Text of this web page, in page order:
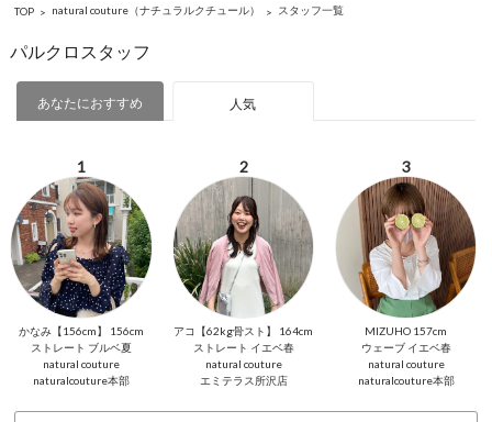
TOP natural couture（ナチュラルクチュール） スタッフ一覧
パルクロスタッフ
あなたにおすすめ 人気
1
かなみ【156cm】 156cm
ストレート ブルベ夏
natural couture
naturalcouture本部
2
アコ【62kg骨スト】 164cm
ストレート イエベ春
natural couture
エミテラス所沢店
3
MIZUHO 157cm
ウェーブ イエベ春
natural couture
naturalcouture本部